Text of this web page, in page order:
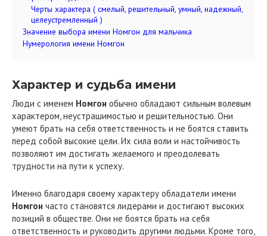
Черты характера ( смелый, решительный, умный, надежный,
целеустремленный )
Значение выбора имени Номгон для мальчика
Нумерология имени Номгон
Характер и судьба имени
Люди с именем Номгон обычно обладают сильным волевым
характером, неустрашимостью и решительностью. Они
умеют брать на себя ответственность и не боятся ставить
перед собой высокие цели. Их сила воли и настойчивость
позволяют им достигать желаемого и преодолевать
трудности на пути к успеху.
Именно благодаря своему характеру обладатели имени
Номгон часто становятся лидерами и достигают высоких
позиций в обществе. Они не боятся брать на себя
ответственность и руководить другими людьми. Кроме того,